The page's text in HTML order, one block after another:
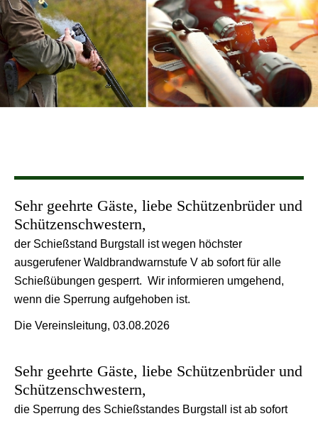
Sehr geehrte Gäste, liebe Schützenbrüder und
Schützenschwestern,
der Schießstand Burgstall ist wegen höchster
ausgerufener Waldbrandwarnstufe V ab sofort für alle
Schießübungen gesperrt. Wir informieren umgehend,
wenn die Sperrung aufgehoben ist.
Die Vereinsleitung, 03.08.2026
Sehr geehrte Gäste, liebe Schützenbrüder und
Schützenschwestern,
die Sperrung des Schießstandes Burgstall ist ab sofort